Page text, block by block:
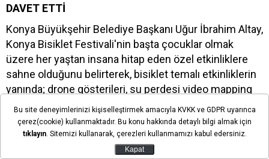
DAVET ETTİ
Konya Büyükşehir Belediye Başkanı Uğur İbrahim Altay,
Konya Bisiklet Festivali'nin başta çocuklar olmak
üzere her yaştan insana hitap eden özel etkinliklere
sahne olduğunu belirterek, bisiklet temalı etkinliklerin
yanında; drone gösterileri, su perdesi video mapping
uygulaması ve bisiklet video mapping gösterilerinin
festivale renk kattığını söyledi. Başkan Altay, tüm
Konyalıları ve çevre şehirlerden misafirleri Konya
Bisiklet Festivali'ne davet etti.
Bu site deneyimlerinizi kişiselleştirmek amacıyla KVKK ve GDPR uyarınca
çerez(cookie) kullanmaktadır. Bu konu hakkında detaylı bilgi almak için
tıklayın. Sitemizi kullanarak, çerezleri kullanmamızı kabul edersiniz.
Kapat